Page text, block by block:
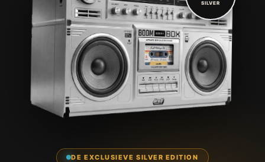
DE EXCLUSIEVE SILVER EDITION
SILVER